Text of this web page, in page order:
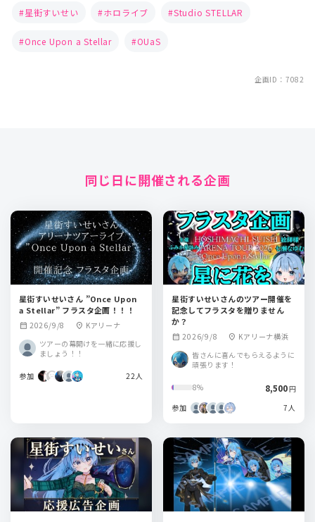
星街すいせい ホロライブ Studio STELLAR
Once Upon a Stellar OUaS
企画ID：7082
同じ日に開催される企画
星街すいせいさん ”Once Upon
a Stellar” フラスタ企画！！！
calendar_month 2026/9/8 location_on Kアリーナ
ツアーの幕開けを一緒に応援し
ましょう！！
参加 22人
星街すいせいさんのツアー開催を
記念してフラスタを贈りません
か？
calendar_month 2026/9/8 location_on Kアリーナ横浜
皆さんに喜んでもらえるように
頑張ります！
8% 8,500円
参加
7人